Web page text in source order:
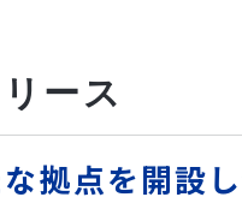
ース
拠点を開設